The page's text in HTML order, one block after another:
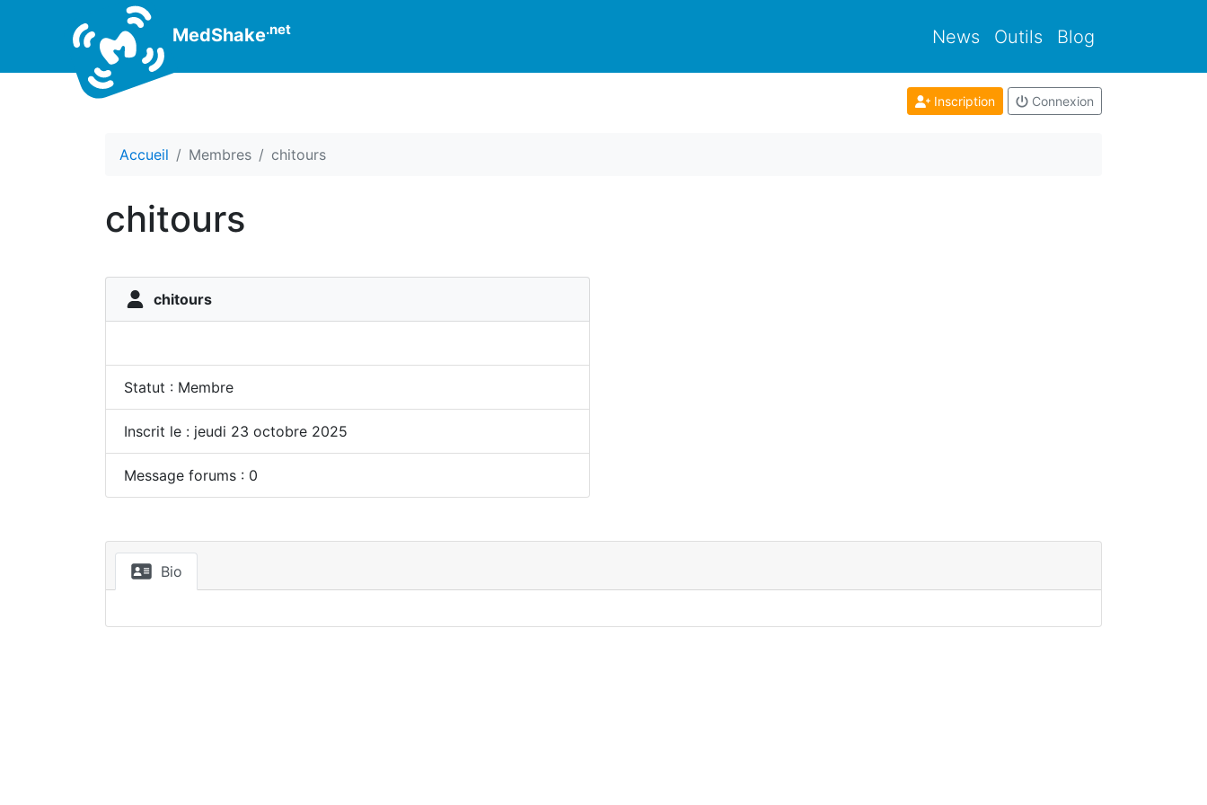
MedShake.net News Outils Blog
Inscription Connexion
Accueil Membres chitours
chitours
chitours
Statut : Membre
Inscrit le : jeudi 23 octobre 2025
Message forums : 0
Bio